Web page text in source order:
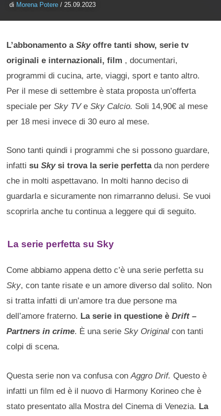
di Morena Potere / 25.09.2023
L’abbonamento aSkyoffre tanti show, serie tv
originali e internazionali, film , documentari,
programmi di cucina, arte, viaggi, sport e tanto altro.
Per il mese di settembre è stata proposta un’offerta
speciale perSky TVeSky Calcio. Soli 14,90€ al mese
per 18 mesi invece di 30 euro al mese.
Sono tanti quindi i programmi che si possono guardare,
infattisuSkysi trova la serie perfettada non perdere
che in molti aspettavano. In molti hanno deciso di
guardarla e sicuramente non rimarranno delusi. Se vuoi
scoprirla anche tu continua a leggere qui di seguito.
La serie perfetta su Sky
Come abbiamo appena detto c’è una serie perfetta su
Sky, con tante risate e un amore diverso dal solito. Non
si tratta infatti di un’amore tra due persone ma
dell’amore fraterno. La serie in questione èDrift –
Partners in crime. È una serieSky Original con tanti
colpi di scena.
Questa serie non va confusa conAggro Drif. Questo è
infatti un film ed è il nuovo di Harmony Korineo che è
stato presentato alla Mostra del Cinema di Venezia. La